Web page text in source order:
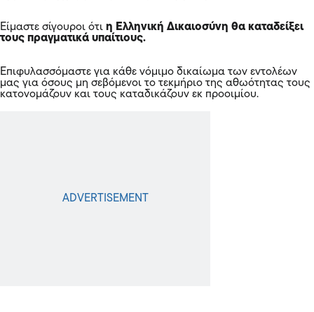
Είμαστε σίγουροι ότι η Ελληνική Δικαιοσύνη θα καταδείξει
τους πραγματικά υπαίτιους.
Επιφυλασσόμαστε για κάθε νόμιμο δικαίωμα των εντολέων
μας για όσους μη σεβόμενοι το τεκμήριο της αθωότητας τους
κατονομάζουν και τους καταδικάζουν εκ προοιμίου.